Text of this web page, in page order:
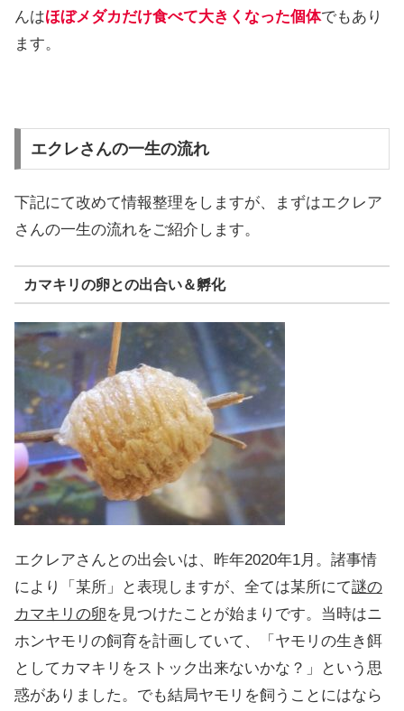
んはほぼメダカだけ食べて大きくなった個体でもあり
ます。
エクレさんの一生の流れ
下記にて改めて情報整理をしますが、まずはエクレア
さんの一生の流れをご紹介します。
カマキリの卵との出合い＆孵化
エクレアさんとの出会いは、昨年2020年1月。諸事情
により「某所」と表現しますが、全ては某所にて謎の
カマキリの卵を見つけたことが始まりです。当時はニ
ホンヤモリの飼育を計画していて、「ヤモリの生き餌
としてカマキリをストック出来ないかな？」という思
惑がありました。でも結局ヤモリを飼うことにはなら